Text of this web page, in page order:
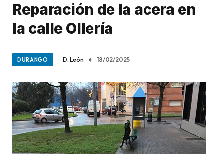
Reparación de la acera en
la calle Ollería
DURANGO D. León 18/02/2025